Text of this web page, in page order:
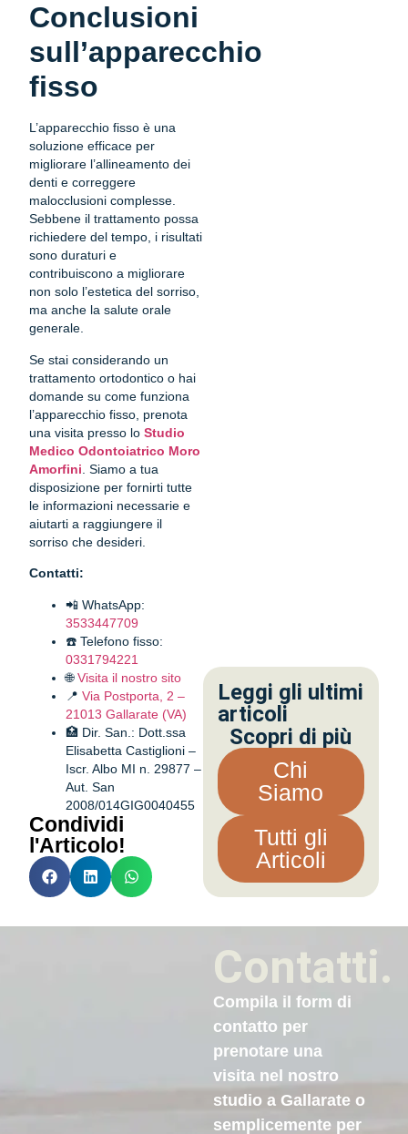
Conclusioni
sull’apparecchio
fisso
L’apparecchio fisso è una
soluzione efficace per
migliorare l’allineamento dei
denti e correggere
malocclusioni complesse.
Sebbene il trattamento possa
richiedere del tempo, i risultati
sono duraturi e
contribuiscono a migliorare
non solo l’estetica del sorriso,
ma anche la salute orale
generale.
Se stai considerando un
trattamento ortodontico o hai
domande su come funziona
l’apparecchio fisso, prenota
una visita presso lo Studio
Medico Odontoiatrico Moro
Amorfini . Siamo a tua
disposizione per fornirti tutte
le informazioni necessarie e
aiutarti a raggiungere il
sorriso che desideri.
Contatti:
📲 WhatsApp:
3533447709
☎️ Telefono fisso:
0331794221
🌐Visita il nostro sito
📍 Via Postporta, 2 –
21013 Gallarate (VA)
🏥 Dir. San.: Dott.ssa
Elisabetta Castiglioni –
Iscr. Albo MI n. 29877 –
Aut. San
2008/014GIG0040455
Condividi
l'Articolo!
Leggi gli ultimi
articoli
Scopri di più
Chi
Siamo
Tutti gli
Articoli
Contatti.
Compila il form di
contatto per
prenotare una
visita nel nostro
studio a Gallarate o
semplicemente per